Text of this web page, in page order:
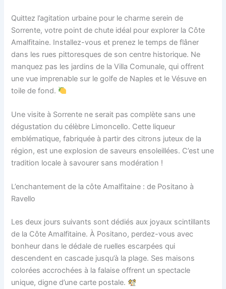
Quittez l’agitation urbaine pour le charme serein de
Sorrente, votre point de chute idéal pour explorer la Côte
Amalfitaine. Installez-vous et prenez le temps de flâner
dans les rues pittoresques de son centre historique. Ne
manquez pas les jardins de la Villa Comunale, qui offrent
une vue imprenable sur le golfe de Naples et le Vésuve en
toile de fond.
Une visite à Sorrente ne serait pas complète sans une
dégustation du célèbre Limoncello. Cette liqueur
emblématique, fabriquée à partir des citrons juteux de la
région, est une explosion de saveurs ensoleillées. C’est une
tradition locale à savourer sans modération !
L’enchantement de la côte Amalfitaine : de Positano à
Ravello
Les deux jours suivants sont dédiés aux joyaux scintillants
de la Côte Amalfitaine. À Positano, perdez-vous avec
bonheur dans le dédale de ruelles escarpées qui
descendent en cascade jusqu’à la plage. Ses maisons
colorées accrochées à la falaise offrent un spectacle
unique, digne d’une carte postale.